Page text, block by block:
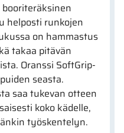
helposti runkojen
on hammastus
takaa pitävän
Oranssi SoftGrip-
seasta.
saa tukevan otteen
koko kädelle,
työskentelyn.